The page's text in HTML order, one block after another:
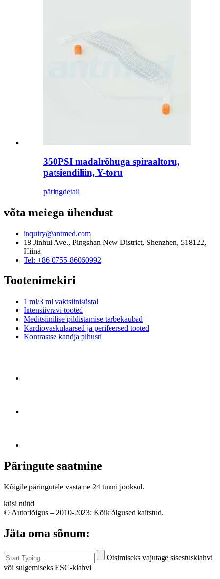
350PSI madalrõhuga spiraaltoru,
patsiendiliin, Y-toru
päringdetail
võta meiega ühendust
inquiry@antmed.com
18 Jinhui Ave., Pingshan New District, Shenzhen, 518122,
Hiina
Tel: +86 0755-86060992
Tootenimekiri
1 ml/3 ml vaktsiinisüstal
Intensiivravi tooted
Meditsiinilise pildistamise tarbekaubad
Kardiovaskulaarsed ja perifeersed tooted
Kontrastse kandja pihusti
Päringute saatmine
Kõigile päringutele vastame 24 tunni jooksul.
küsi nüüd
© Autoriõigus – 2010-2023: Kõik õigused kaitstud.
Jäta oma sõnum:
Otsimiseks vajutage sisestusklahvi
või sulgemiseks ESC-klahvi